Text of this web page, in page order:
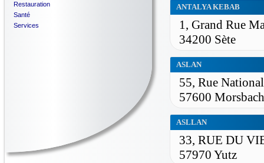
Restauration
Santé
Services
ANTALYA KEBAB
1, Grand Rue
34200 Sète
ASLAN
55, Rue
57600 Morsbach
ASLLAN
33, RUE DU
57970 Yutz